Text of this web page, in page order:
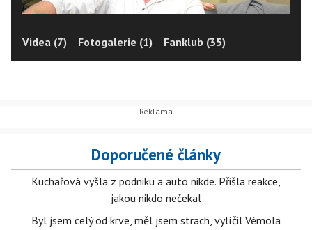
Videa (7) Fotogalerie (1) Fanklub (35)
Doporučené články
Kuchařová vyšla z podniku a auto nikde. Přišla reakce,
jakou nikdo nečekal
Byl jsem celý od krve, měl jsem strach, vylíčil Vémola